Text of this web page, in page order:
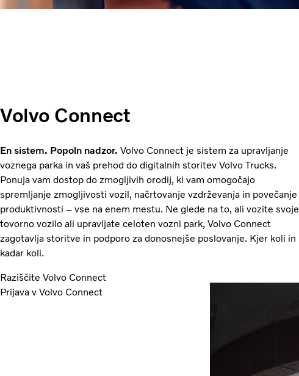
Volvo Connect
En sistem. Popoln nadzor. Volvo Connect je sistem za upravljanje
voznega parka in vaš prehod do digitalnih storitev Volvo Trucks.
Ponuja vam dostop do zmogljivih orodij, ki vam omogočajo
spremljanje zmogljivosti vozil, načrtovanje vzdrževanja in povečanje
produktivnosti – vse na enem mestu. Ne glede na to, ali vozite svoje
tovorno vozilo ali upravljate celoten vozni park, Volvo Connect
zagotavlja storitve in podporo za donosnejše poslovanje. Kjer koli in
kadar koli.
Raziščite Volvo Connect
Prijava v Volvo Connect